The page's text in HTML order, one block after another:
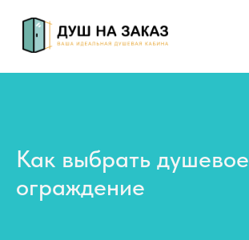
Как выбрать душевое
ограждение